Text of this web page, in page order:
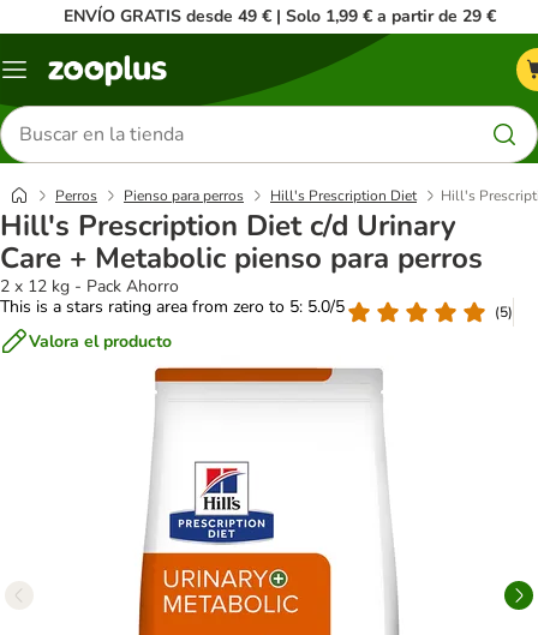
ENVÍO GRATIS desde 49 € | Solo 1,99 € a partir de 29 €
Menú
Buscar
productos
Perros Pienso para perros Hill's Prescription Diet Hill's
Hill's Prescription Diet c/d Urinary
Care + Metabolic pienso para perros
2 x 12 kg - Pack Ahorro
This is a stars rating area from zero to 5: 5.0/5
(5)
Valora el producto